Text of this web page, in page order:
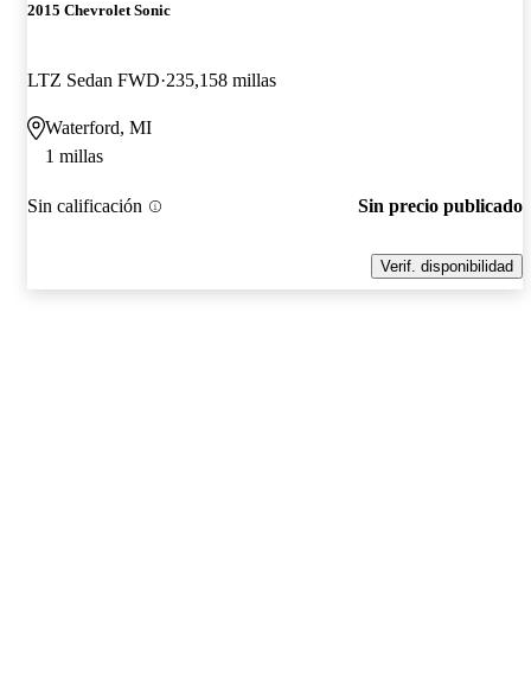
2015 Chevrolet Sonic
LTZ Sedan FWD 235,158 millas
Waterford, MI
1 millas
Sin calificación Sin precio publicado
Verif. disponibilidad